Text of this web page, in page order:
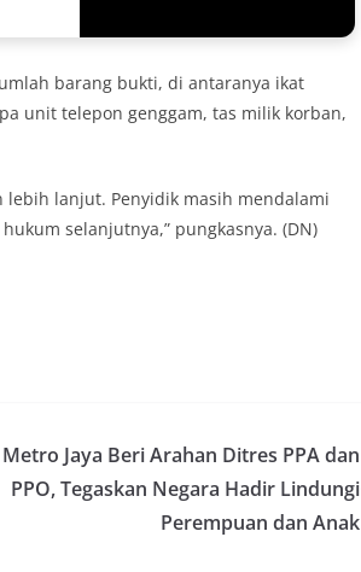
barang bukti, di antaranya ikat
unit telepon genggam, tas milik korban,
lebih lanjut. Penyidik masih mendalami
selanjutnya,” pungkasnya. (DN)
Jaya Beri Arahan Ditres PPA dan
PPO, Tegaskan Negara Hadir Lindungi
Perempuan dan Anak